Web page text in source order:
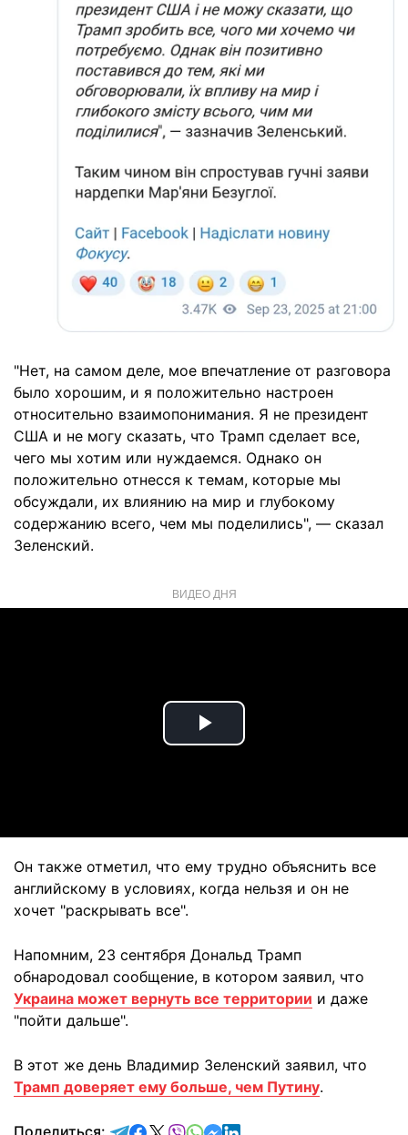
"Нет, на самом деле, мое впечатление от разговора
было хорошим, и я положительно настроен
относительно взаимопонимания. Я не президент
США и не могу сказать, что Трамп сделает все,
чего мы хотим или нуждаемся. Однако он
положительно отнесся к темам, которые мы
обсуждали, их влиянию на мир и глубокому
содержанию всего, чем мы поделились", — сказал
Зеленский.
ВИДЕО ДНЯ
Play
Он также отметил, что ему трудно объяснить все
английскому в условиях, когда нельзя и он не
хочет "раскрывать все".
Напомним, 23 сентября Дональд Трамп
обнародовал сообщение, в котором заявил, что
Украина может вернуть все территории и даже
"пойти дальше".
В этот же день Владимир Зеленский заявил, что
Трамп доверяет ему больше, чем Путину.
отправить в Telegram
поделиться в Facebook
поделиться в X
отправить в Viber
отправить в Whatsapp
отправить в Messenger
отправить в LinkedIn